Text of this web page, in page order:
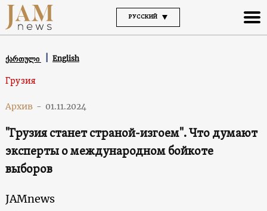
РУССКИЙ
ქართული English
Грузия
Архив - 01.11.2024
"Грузия станет страной-изгоем". Что думают
эксперты о международном бойкоте
выборов
JAMnews